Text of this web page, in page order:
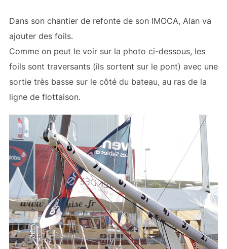
Dans son chantier de refonte de son IMOCA, Alan va
ajouter des foils.
Comme on peut le voir sur la photo ci-dessous, les
foils sont traversants (ils sortent sur le pont) avec une
sortie très basse sur le côté du bateau, au ras de la
ligne de flottaison.